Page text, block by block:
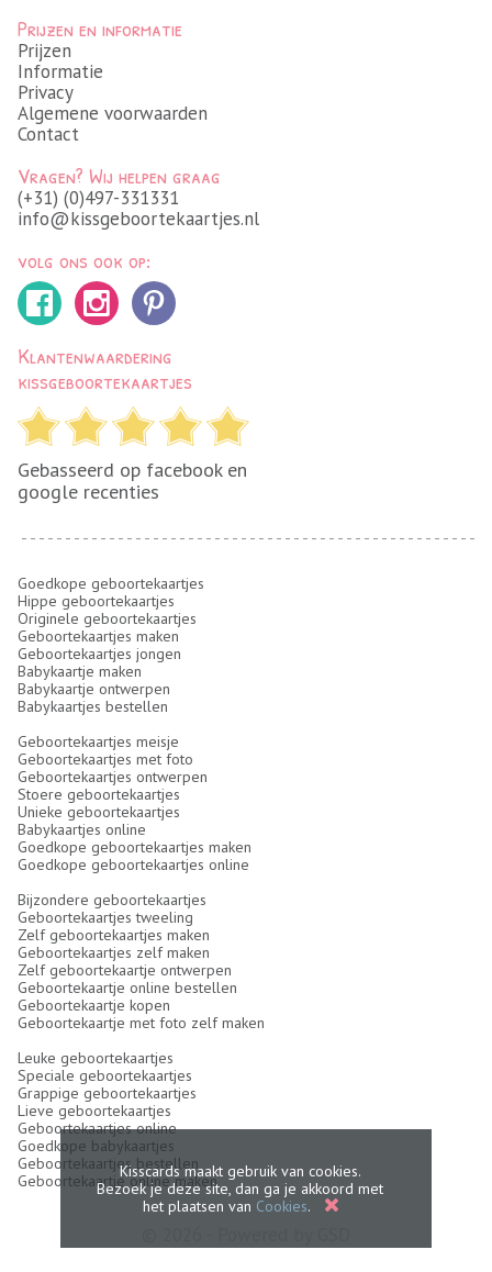
Prijzen en informatie
Prijzen
Informatie
Privacy
Algemene voorwaarden
Contact
Vragen? Wij helpen graag
(+31) (0)497-331331
info@kissgeboortekaartjes.nl
volg ons ook op:
Klantenwaardering
kissgeboortekaartjes
Gebasseerd op facebook en
google recenties
Goedkope geboortekaartjes
Hippe geboortekaartjes
Originele geboortekaartjes
Geboortekaartjes maken
Geboortekaartjes jongen
Babykaartje maken
Babykaartje ontwerpen
Babykaartjes bestellen
Geboortekaartjes meisje
Geboortekaartjes met foto
Geboortekaartjes ontwerpen
Stoere geboortekaartjes
Unieke geboortekaartjes
Babykaartjes online
Goedkope geboortekaartjes maken
Goedkope geboortekaartjes online
Bijzondere geboortekaartjes
Geboortekaartjes tweeling
Zelf geboortekaartjes maken
Geboortekaartjes zelf maken
Zelf geboortekaartje ontwerpen
Geboortekaartje online bestellen
Geboortekaartje kopen
Geboortekaartje met foto zelf maken
Leuke geboortekaartjes
Speciale geboortekaartjes
Grappige geboortekaartjes
Lieve geboortekaartjes
Geboortekaartjes online
Goedkope babykaartjes
Geboortekaartjes bestellen
Geboortekaartje online makenKisscards maakt gebruik van cookies.
Bezoek je deze site, dan ga je akkoord met
het plaatsen van Cookies.